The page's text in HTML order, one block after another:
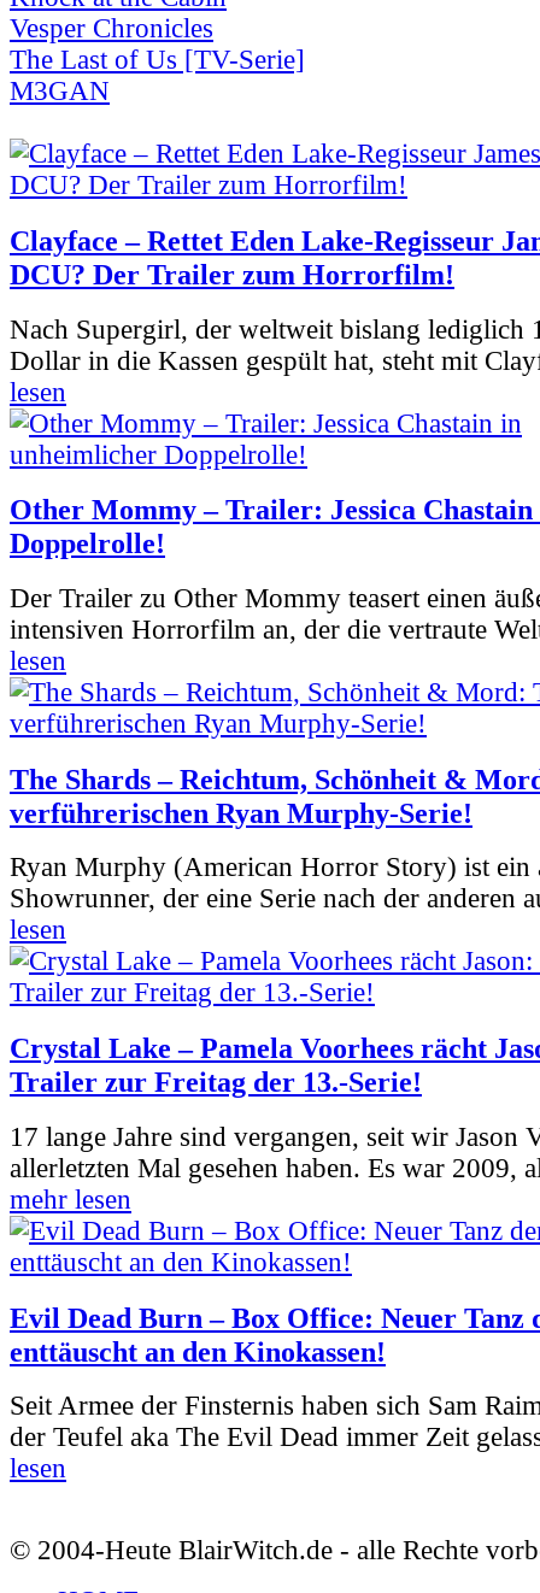
Vesper Chronicles
The Last of Us [TV-Serie]
M3GAN
Clayface – Rettet Eden Lake-Regisseur
DCU? Der Trailer zum Horrorfilm!
Nach Supergirl, der weltweit bislang lediglich
Dollar in die Kassen gespült hat, steht mit
lesen
Other Mommy – Trailer: Jessica
Doppelrolle!
Der Trailer zu Other Mommy teasert einen
intensiven Horrorfilm an, der die vertraute
lesen
The Shards – Reichtum, Schönheit &
verführerischen Ryan Murphy-Serie!
Ryan Murphy (American Horror Story) ist ein
Showrunner, der eine Serie nach der anderen
lesen
Crystal Lake – Pamela Voorhees rächt
Trailer zur Freitag der 13.-Serie!
17 lange Jahre sind vergangen, seit wir Jason
allerletzten Mal gesehen haben. Es war 2009,
mehr lesen
Evil Dead Burn – Box Office: Neuer Tanz
enttäuscht an den Kinokassen!
Seit Armee der Finsternis haben sich Sam
der Teufel aka The Evil Dead immer Zeit
lesen
© 2004-Heute BlairWitch.de - alle Rechte